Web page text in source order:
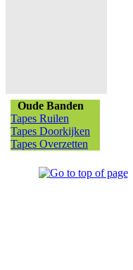
Oude Banden
Tapes Ruilen
Tapes Doorkijken
Tapes Overzetten